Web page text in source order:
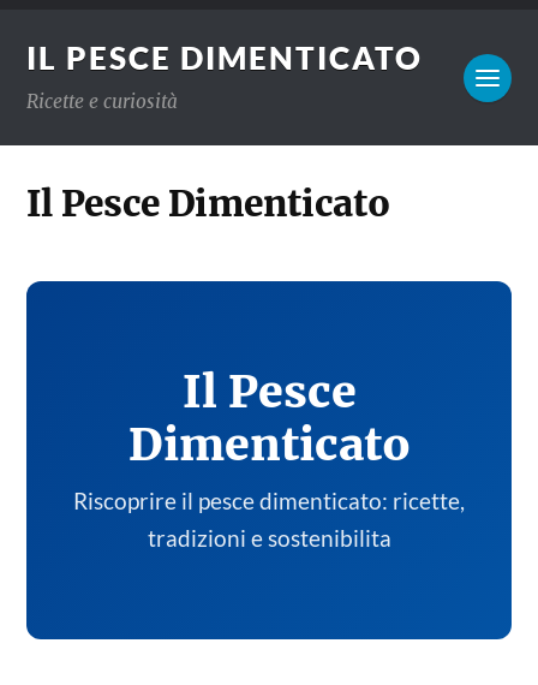
IL PESCE DIMENTICATO
Ricette e curiosità
Il Pesce Dimenticato
Il Pesce
Dimenticato
Riscoprire il pesce dimenticato: ricette,
tradizioni e sostenibilita